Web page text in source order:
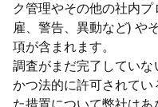
ク管理やその他の社内
雇、警告、異動など) や
項が含まれます。
調査がまだ完了していな
かつ法的に許可されて